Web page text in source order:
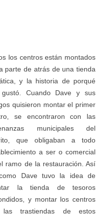
los centros están montados
parte de atrás de una tienda
y la historia de porqué
Cuando Dave y sus
quisieron montar el primer
se encontraron con las
municipales del
que obligaban a todo
a ser o comercial
ramo de la restauración. Así
Dave tuvo la idea de
la tienda de tesoros
y montar los centros
trastiendas de estos